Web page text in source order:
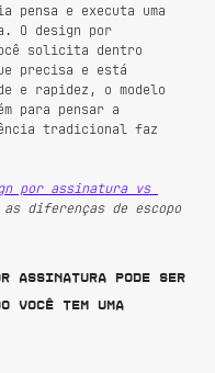
pensa e executa uma
O design por
solicita dentro
precisa e está
e rapidez, o modelo
para pensar a
tradicional faz
por assinatura vs
diferenças de escopo
assinatura pode ser
você tem uma